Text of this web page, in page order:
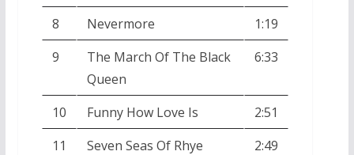
8 Nevermore
1:19
9
The March Of The Black
Queen
6:33
10 Funny How Love Is
2:51
11
Seven Seas Of Rhye 2:49